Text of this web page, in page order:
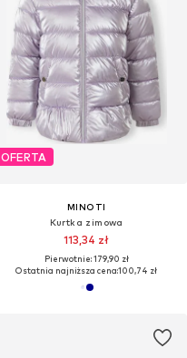
OFERTA
MINOTI
Kurtka zimowa
113,34 zł
Pierwotnie: 179,90 zł
Ostatnia najniższa cena:100,74 zł